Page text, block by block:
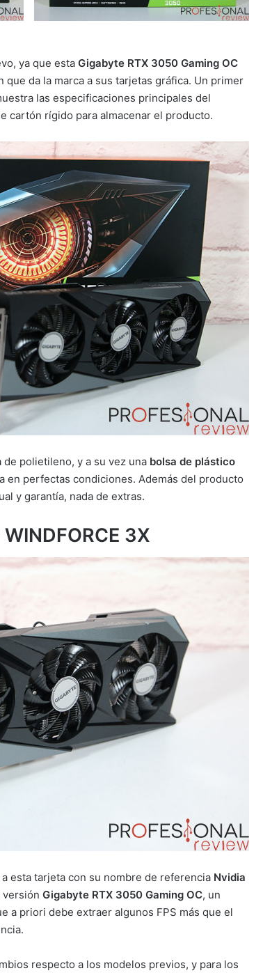
ya que esta Gigabyte RTX 3050 Gaming OC
da la marca a sus tarjetas gráfica. Un primer
las especificaciones principales del
cartón rígido para almacenar el producto.
polietileno, y a su vez una bolsa de plástico
en perfectas condiciones. Además del producto
y garantía, nada de extras.
3X
esta tarjeta con su nombre de referencia Nvidia
versión Gigabyte RTX 3050 Gaming OC, un
a priori debe extraer algunos FPS más que el
respecto a los modelos previos, y para los